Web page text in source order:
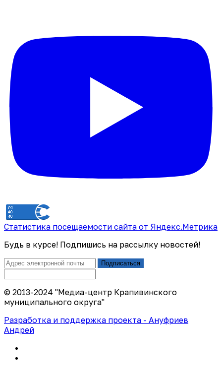
Статистика посещаемости сайта от Яндекс.Метрика
Будь в курсе! Подпишись на рассылку новостей!
Подписаться
© 2013-2024 "Медиа-центр Крапивинского
муниципального округа"
Разработка и поддержка проекта - Ануфриев
Андрей